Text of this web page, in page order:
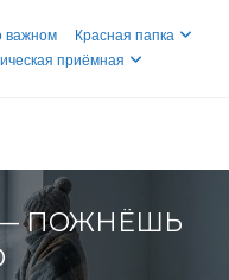
важном
Красная папка
приёмная
— ПОЖНЁШЬ